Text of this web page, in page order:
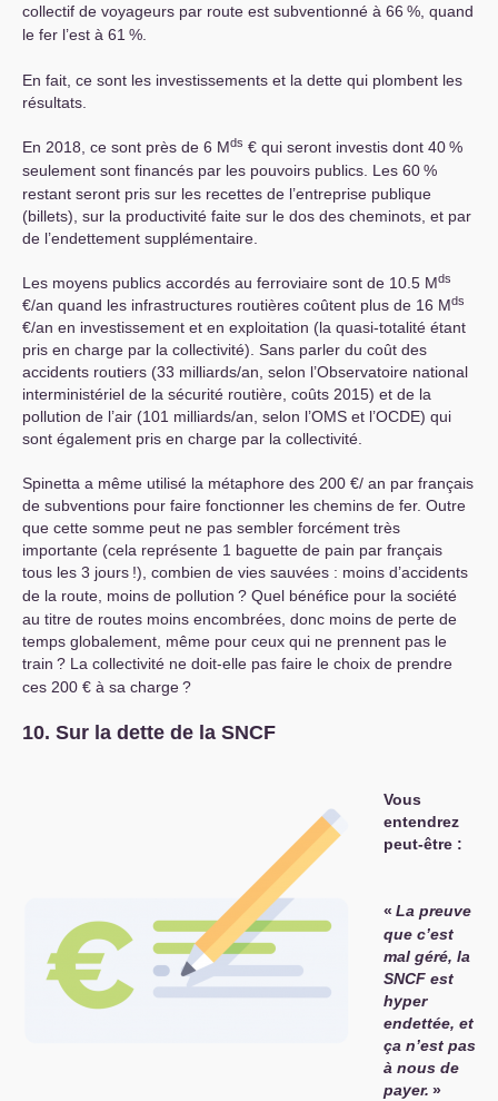
collectif de voyageurs par route est subventionné à 66 %, quand
le fer l’est à 61 %.
En fait, ce sont les investissements et la dette qui plombent les
résultats.
En 2018, ce sont près de 6 Mds € qui seront investis dont 40%
seulement sont financés par les pouvoirs publics. Les 60%
restant seront pris sur les recettes de l’entreprise publique
(billets), sur la productivité faite sur le dos des cheminots, et par
de l’endettement supplémentaire.
Les moyens publics accordés au ferroviaire sont de 10.5 Mds
€/an quand les infrastructures routières coûtent plus de 16 Mds
€/an en investissement et en exploitation (la quasi-totalité étant
pris en charge par la collectivité). Sans parler du coût des
accidents routiers (33 milliards/an, selon l’Observatoire national
interministériel de la sécurité routière, coûts 2015) et de la
pollution de l’air (101 milliards/an, selon l’OMS et l’OCDE) qui
sont également pris en charge par la collectivité.
Spinetta a même utilisé la métaphore des 200 €/ an par français
de subventions pour faire fonctionner les chemins de fer. Outre
que cette somme peut ne pas sembler forcément très
importante (cela représente 1 baguette de pain par français
tous les 3 jours !), combien de vies sauvées : moins d’accidents
de la route, moins de pollution ? Quel bénéfice pour la société
au titre de routes moins encombrées, donc moins de perte de
temps globalement, même pour ceux qui ne prennent pas le
train ? La collectivité ne doit-elle pas faire le choix de prendre
ces 200 € à sa charge?
10. Sur la dette de la SNCF
Vous
entendrez
peut-être :
« La preuve
que c’est
mal géré, la
SNCF est
hyper
endettée, et
ça n’est pas
à nous de
payer. »